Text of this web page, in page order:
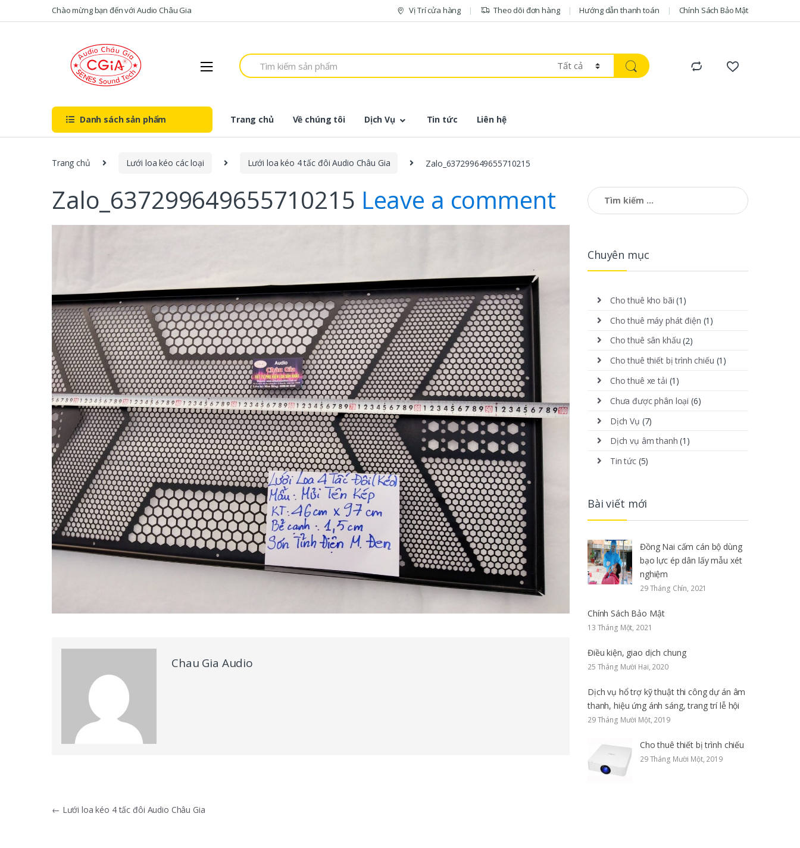
Skip to navigation
Skip to contentChào mừng bạn đến với Audio Châu Gia Vị Trí cửa hàng Theo dõi đơn hàng Hướng dẫn thanh toán Chính Sách Bảo Mật
S
e
f
Danh sách sản phẩm Trang chủ Về chúng tôi Dịch Vụ Tin tức Liên hệ
Trang chủ Lưới loa kéo các loại Lưới loa kéo 4 tấc đôi Audio Châu Gia Zalo_637299649655710215
Zalo_637299649655710215 Leave a comment
Chau Gia Audio
Điều hướng bài viết
← Lưới loa kéo 4 tấc đôi Audio Châu Gia
Tìm kiếm cho:
Chuyên mục
Cho thuê kho bãi (1)
Cho thuê máy phát điện (1)
Cho thuê sân khấu (2)
Cho thuê thiết bị trình chiếu (1)
Cho thuê xe tải (1)
Chưa được phân loại (6)
Dịch Vụ (7)
Dịch vụ âm thanh (1)
Tin tức(5)
Bài viết mới
Đồng Nai cấm cán bộ dùng
bạo lực ép dân lấy mẫu xét
nghiệm
29 Tháng Chín, 2021
Chính Sách Bảo Mật
13 Tháng Một, 2021
Điều kiện, giao dịch chung
25 Tháng Mười Hai, 2020
Dịch vụ hổ trợ kỹ thuật thi công dự án âm
thanh, hiệu ứng ánh sáng, trang trí lễ hội
29 Tháng Mười Một, 2019
Cho thuê thiết bị trình chiếu
29 Tháng Mười Một, 2019